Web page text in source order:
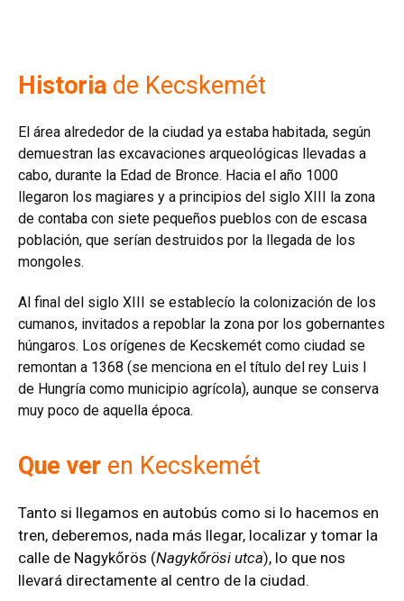
Historia de Kecskemét
El área alrededor de la ciudad ya estaba habitada, según
demuestran las excavaciones arqueológicas llevadas a
cabo, durante la Edad de Bronce. Hacia el año 1000
llegaron los magiares y a principios del siglo XIII la zona
de contaba con siete pequeños pueblos con de escasa
población, que serían destruidos por la llegada de los
mongoles.
Al final del siglo XIII se establecío la colonización de los
cumanos, invitados a repoblar la zona por los gobernantes
húngaros. Los orígenes de Kecskemét como ciudad se
remontan a 1368 (se menciona en el título del rey Luis I
de Hungría como municipio agrícola), aunque se conserva
muy poco de aquella época.
Que ver en Kecskemét
Tanto si llegamos en autobús como si lo hacemos en
tren, deberemos, nada más llegar, localizar y tomar la
calle de Nagykőrös (Nagykőrösi utca), lo que nos
llevará directamente al centro de la ciudad.